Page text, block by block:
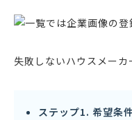
失敗しないハウスメーカ
ステップ1. 希望条